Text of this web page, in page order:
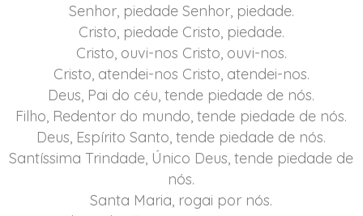
Senhor, piedade Senhor, piedade.
Cristo, piedade Cristo, piedade.
Cristo, ouvi-nos Cristo, ouvi-nos.
Cristo, atendei-nos Cristo, atendei-nos.
Deus, Pai do céu, tende piedade de nós.
Filho, Redentor do mundo, tende piedade de nós.
Deus, Espírito Santo, tende piedade de nós.
Santíssima Trindade, Único Deus, tende piedade de
nós.
Santa Maria, rogai por nós.